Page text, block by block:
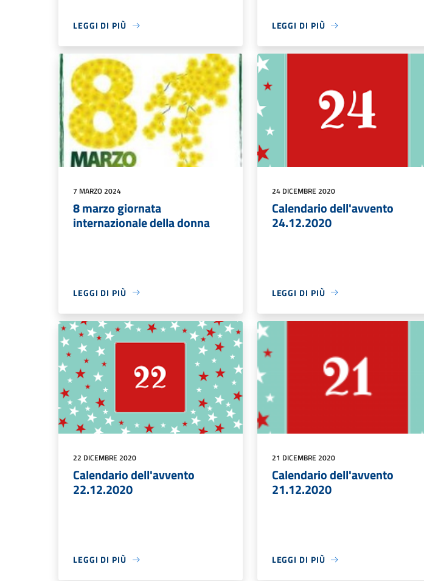
LEGGI DI PIÙ LEGGI DI PIÙ
7 MARZO 2024
8 marzo giornata
internazionale della donna
LEGGI DI PIÙ
24 DICEMBRE 2020
Calendario dell'avvento
24.12.2020
LEGGI DI PIÙ
22 DICEMBRE 2020
Calendario dell'avvento
22.12.2020
LEGGI DI PIÙ
21 DICEMBRE 2020
Calendario dell'avvento
21.12.2020
LEGGI DI PIÙ